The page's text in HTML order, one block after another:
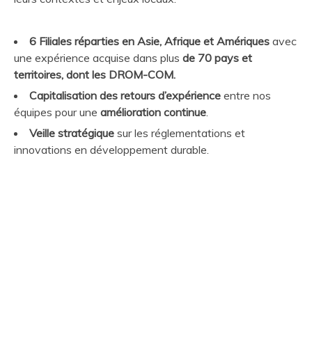
6 Filiales réparties en Asie, Afrique et Amériques avec
une expérience acquise dans plus de 70 pays et
territoires, dont les DROM-COM.
Capitalisation des retours d’expérience entre nos
équipes pour une amélioration continue.
Veille stratégique sur les réglementations et
innovations en développement durable.